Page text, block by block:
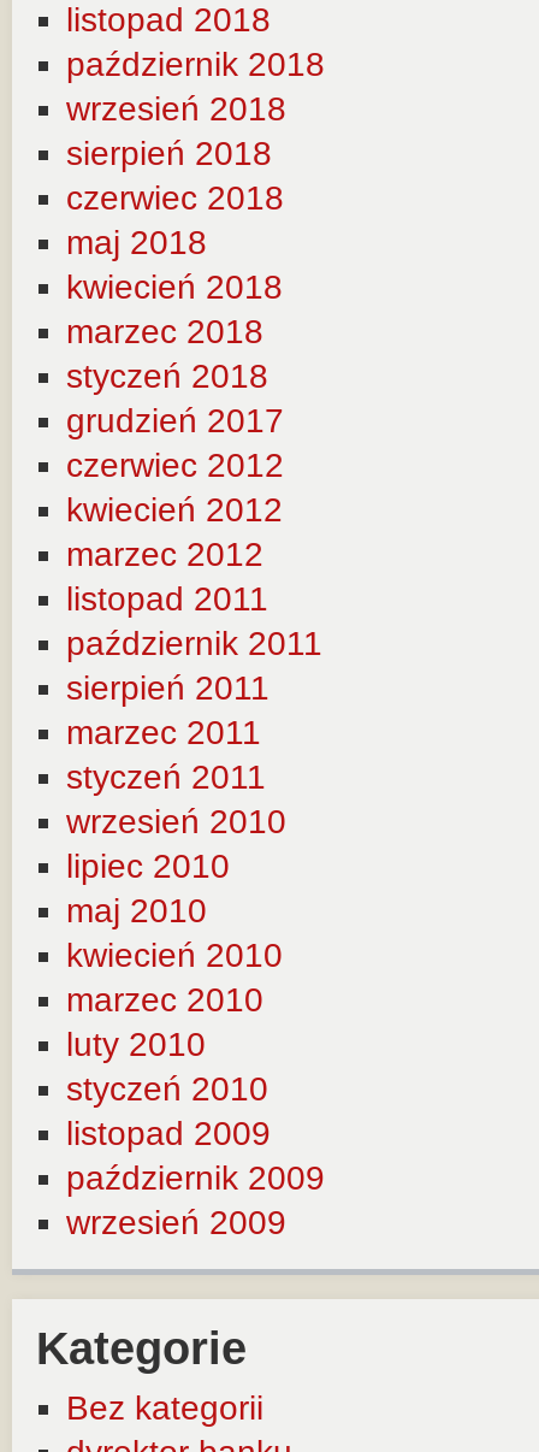
listopad 2018
październik 2018
wrzesień 2018
sierpień 2018
czerwiec 2018
maj 2018
kwiecień 2018
marzec 2018
styczeń 2018
grudzień 2017
czerwiec 2012
kwiecień 2012
marzec 2012
listopad 2011
październik 2011
sierpień 2011
marzec 2011
styczeń 2011
wrzesień 2010
lipiec 2010
maj 2010
kwiecień 2010
marzec 2010
luty 2010
styczeń 2010
listopad 2009
październik 2009
wrzesień 2009
Kategorie
Bez kategorii